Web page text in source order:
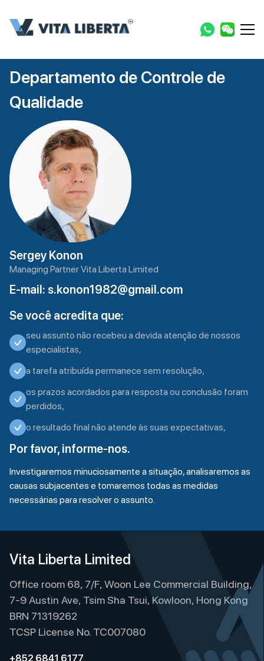
Departamento de Controle de
Qualidade
Sergey Konon
Managing Partner Vita Liberta Limited
E-mail: s.konon1982@gmail.com
Se você acredita que:
seu assunto não recebeu a devida atenção de nossos
especialistas,
a tarefa atribuída permanece sem resolução,
os prazos acordados para resposta ou conclusão foram
perdidos,
o resultado final não atende às suas expectativas,
Por favor, informe-nos.
Investigaremos minuciosamente a situação, analisaremos as
causas subjacentes e tomaremos todas as medidas
necessárias para resolver o assunto.
Vita Liberta Limited
Office room 68, 7/F, Woon Lee Commercial Building,
7-9 Austin Ave, Tsim Sha Tsui, Kowloon, Hong Kong
BRN 71319262
TCSP License No. TC007080
+852 6841 6177